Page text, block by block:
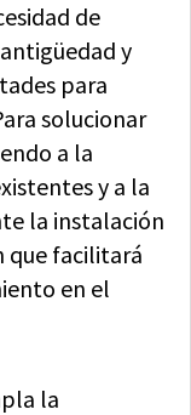
de
y
para
solucionar
a la
y a la
la instalación
que facilitará
en el
la